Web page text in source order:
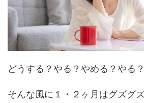
どうする？やる？やめる？やる？
そんな風に１・２ヶ月はグズグ